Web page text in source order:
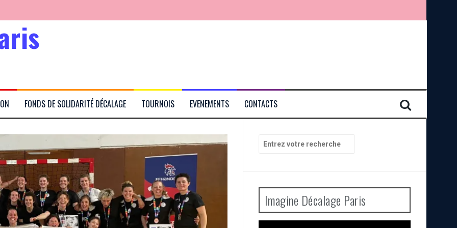
FONDS DE SOLIDARITÉ DÉCALAGE TOURNOIS EVENEMENTS CONTACTS
Recherche
pour
Imagine Décalage Paris